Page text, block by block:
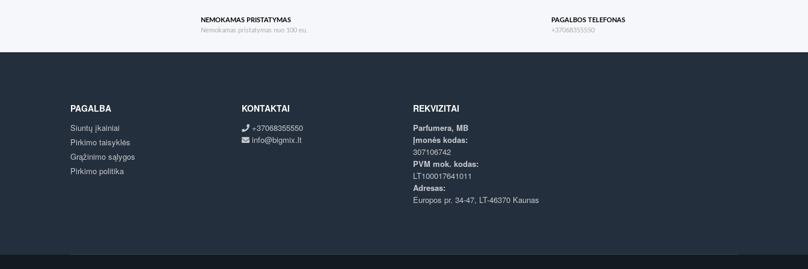
NEMOKAMAS PRISTATYMAS
Nemokamas pristatymas nuo 100 eu.
PAGALBOS TELEFONAS
+37068355550
PAGALBA
Siuntų įkainiai
Pirkimo taisyklės
Grąžinimo sąlygos
Pirkimo politika
KONTAKTAI
+37068355550
info@bigmix.lt
REKVIZITAI
Parfumera, MB
Įmonės kodas:
307106742
PVM mok. kodas:
LT100017641011
Adresas:
Europos pr. 34-47, LT-46370 Kaunas